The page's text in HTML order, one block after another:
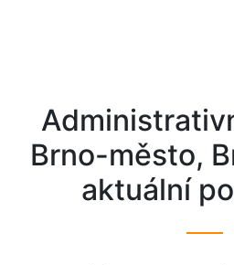
administrativní budova,
Brno-město,
aktuální